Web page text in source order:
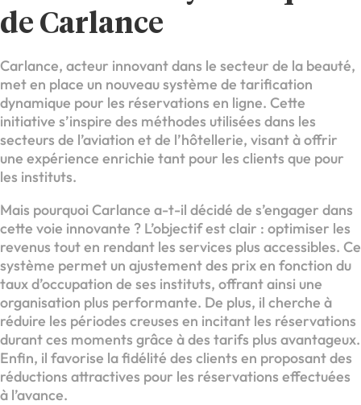
de Carlance
Carlance, acteur innovant dans le secteur de la beauté,
met en place un nouveau système de tarification
dynamique pour les réservations en ligne. Cette
initiative s’inspire des méthodes utilisées dans les
secteurs de l’aviation et de l’hôtellerie, visant à offrir
une expérience enrichie tant pour les clients que pour
les instituts.
Mais pourquoi Carlance a-t-il décidé de s’engager dans
cette voie innovante ? L’objectif est clair : optimiser les
revenus tout en rendant les services plus accessibles. Ce
système permet un ajustement des prix en fonction du
taux d’occupation de ses instituts, offrant ainsi une
organisation plus performante. De plus, il cherche à
réduire les périodes creuses en incitant les réservations
durant ces moments grâce à des tarifs plus avantageux.
Enfin, il favorise la fidélité des clients en proposant des
réductions attractives pour les réservations effectuées
à l’avance.